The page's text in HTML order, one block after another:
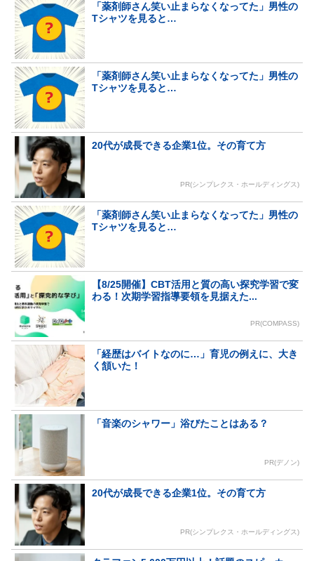
「薬剤師さん笑い止まらなくなってた」男性の
Tシャツを見ると…
「薬剤師さん笑い止まらなくなってた」男性の
Tシャツを見ると…
20代が成長できる企業1位。その育て方
PR(シンプレクス・ホールディングス)
「薬剤師さん笑い止まらなくなってた」男性の
Tシャツを見ると…
【8/25開催】CBT活用と質の高い探究学習で変
わる！次期学習指導要領を見据えた...
PR(COMPASS)
「経歴はバイトなのに…」育児の例えに、大き
く頷いた！
「音楽のシャワー」浴びたことはある？
PR(デノン)
20代が成長できる企業1位。その育て方
PR(シンプレクス・ホールディングス)